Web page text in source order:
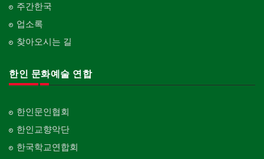
주간한국
업소록
찾아오시는 길
한인 문화예술 연합
한인문인협회
한인교향악단
한국학교연합회